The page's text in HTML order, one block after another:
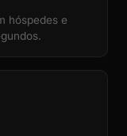
hóspedes e